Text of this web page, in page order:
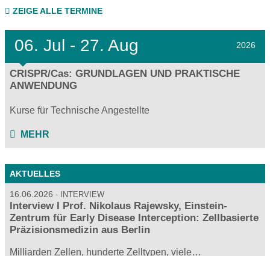
ZEIGE ALLE TERMINE
06. Jul - 27. Aug 2026
CRISPR/Cas: GRUNDLAGEN UND PRAKTISCHE
ANWENDUNG
Kurse für Technische Angestellte
MEHR
AKTUELLES
16.06.2026 INTERVIEW
Interview I Prof. Nikolaus Rajewsky, Einstein-
Zentrum für Early Disease Interception: Zellbasierte
Präzisionsmedizin aus Berlin
Milliarden Zellen, hunderte Zelltypen, viele…